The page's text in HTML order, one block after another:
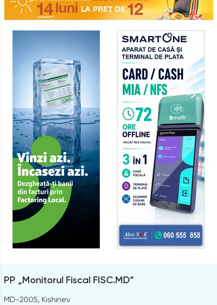
PP „Monitorul Fiscal FISC.MD”
MD-2005, Kishinev